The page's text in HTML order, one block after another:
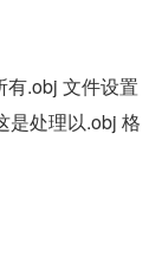
有.obj 文件设置
是处理以.obj 格